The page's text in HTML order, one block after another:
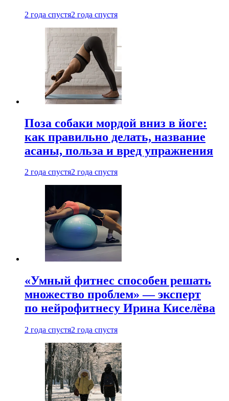
2 года спустя2 года спустя
Поза собаки мордой вниз в йоге:
как правильно делать, название
асаны, польза и вред упражнения
2 года спустя2 года спустя
«Умный фитнес способен решать
множество проблем» — эксперт
по нейрофитнесу Ирина Киселёва
2 года спустя2 года спустя